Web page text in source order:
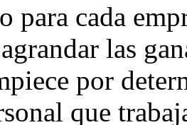
para cada
las
por
que